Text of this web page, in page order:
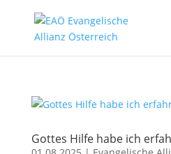
Gottes Hilfe habe ich